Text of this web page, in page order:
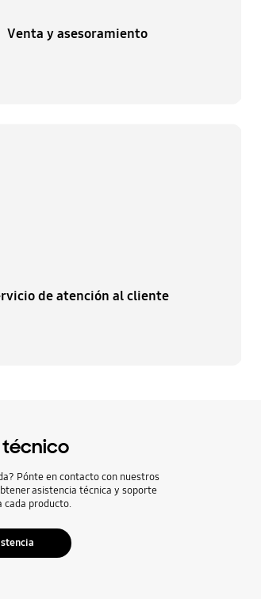
Venta y asesoramiento
de atención al cliente
Pónte en contacto con nuestros
asistencia técnica y soporte
cada producto.